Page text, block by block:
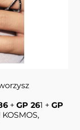
mogła
je dla Ciebie
odkryj no.
+ GP 261 + GP